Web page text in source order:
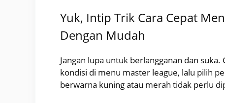
Yuk, Intip Trik Cara Cepat
Dengan Mudah
Jangan lupa untuk berlangganan dan
kondisi di menu master league, lalu pilih
berwarna kuning atau merah tidak perlu